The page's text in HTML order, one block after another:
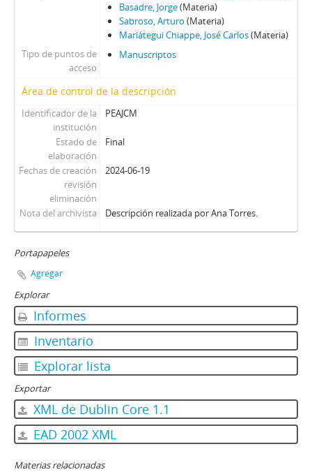
Basadre, Jorge(Materia)
Sabroso, Arturo (Materia)
Mariátegui Chiappe, José Carlos(Materia)
Tipo de puntos de
acceso
Manuscriptos
Área de control de la descripción
Identificador de la
institución
PEAJCM
Estado de
elaboración
Final
Fechas de creación
revisión
eliminación
2024-06-19
Nota del archivista Descripción realizada por Ana Torres.
Portapapeles
Agregar
Explorar
Informes
Inventario
Explorar lista
Exportar
XML de Dublin Core 1.1
EAD 2002 XML
Materias relacionadas